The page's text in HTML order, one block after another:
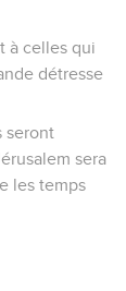
à celles qui
détresse
seront
sera
les temps